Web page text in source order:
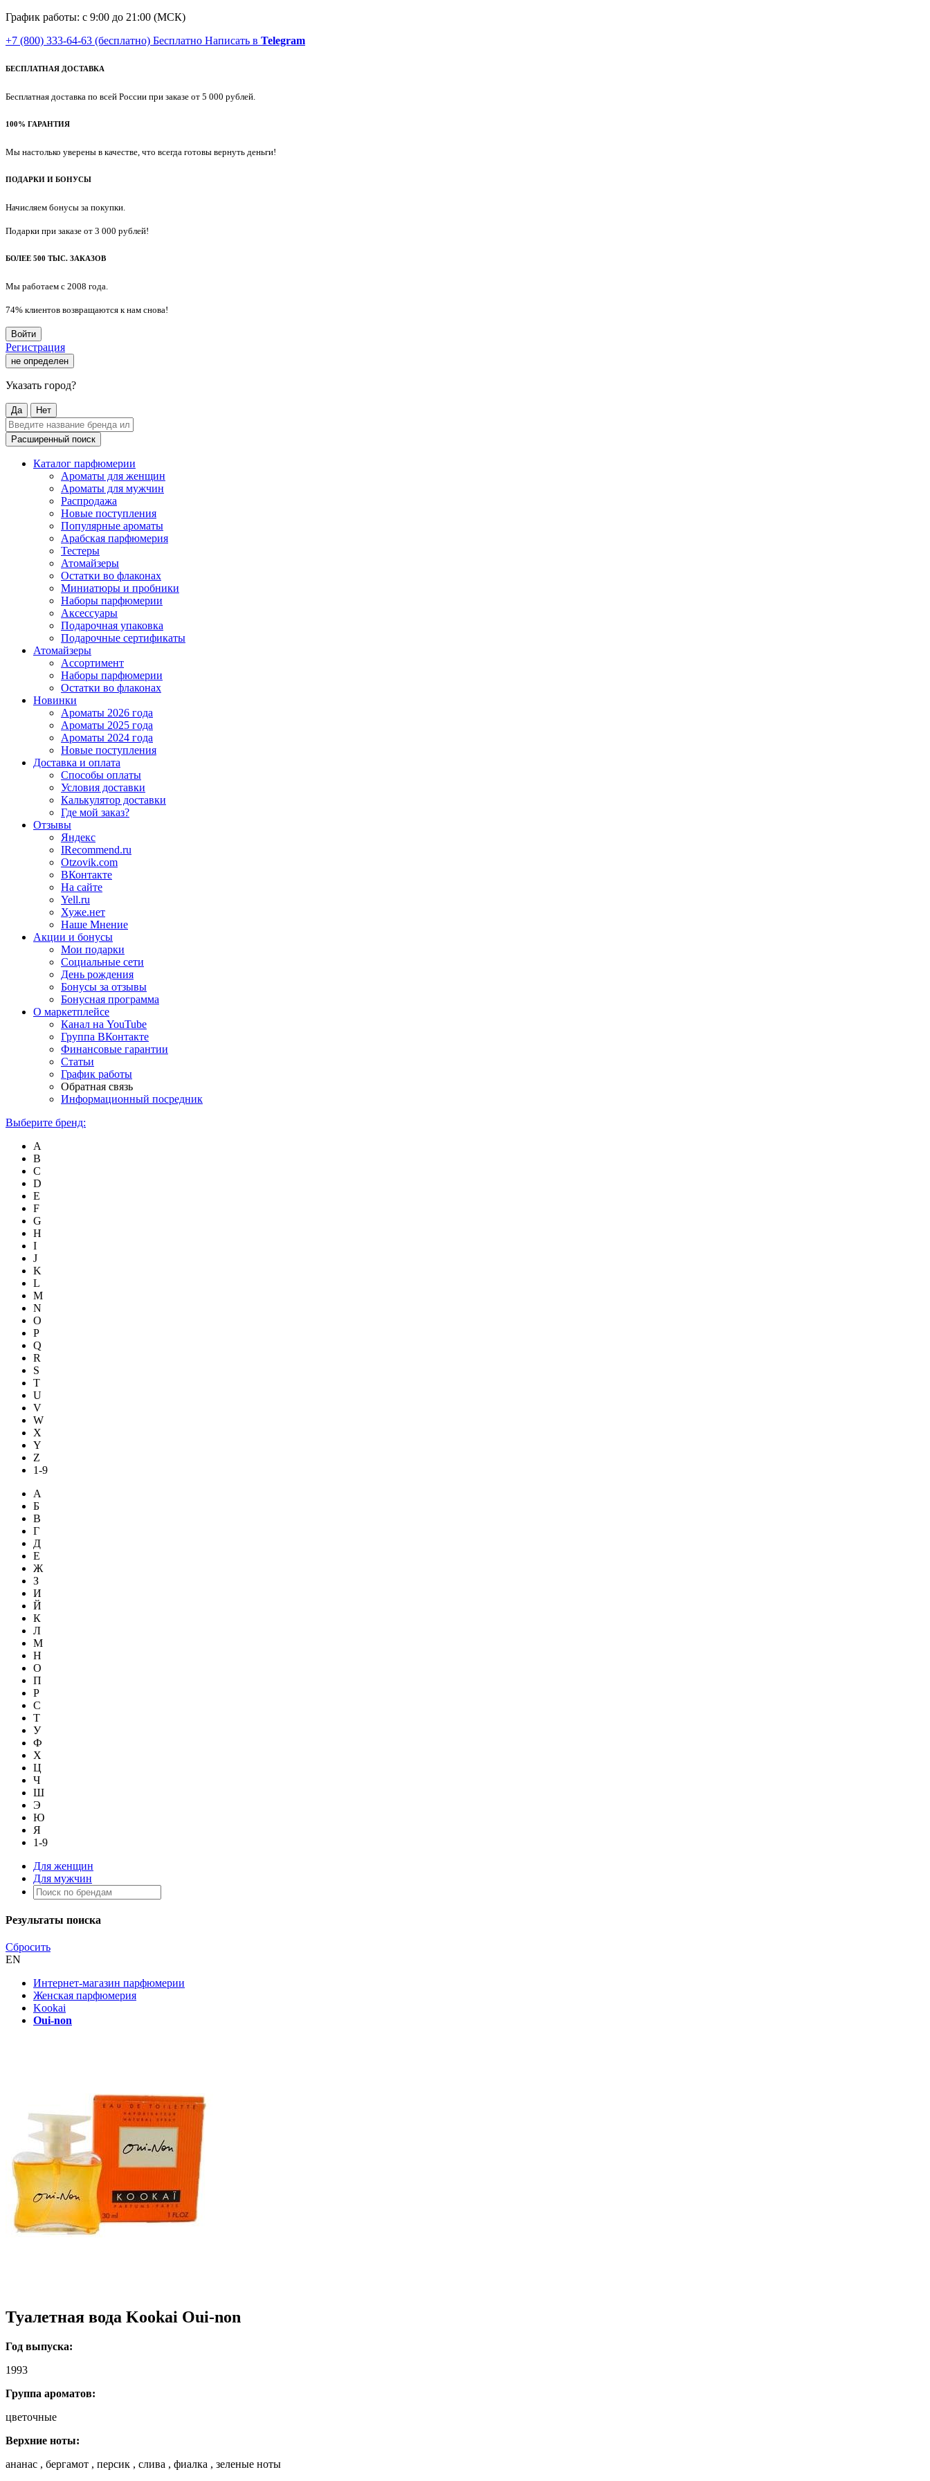
График работы: с 9:00 до 21:00 (МСК)
+7 (800) 333-64-63 (бесплатно) Бесплатно Написать в Telegram
БЕСПЛАТНАЯ ДОСТАВКА
Бесплатная доставка по всей России при заказе от 5 000 рублей.
100% ГАРАНТИЯ
Мы настолько уверены в качестве, что всегда готовы вернуть деньги!
ПОДАРКИ И БОНУСЫ
Начисляем бонусы за покупки.
Подарки при заказе от 3 000 рублей!
БОЛЕЕ 500 ТЫС. ЗАКАЗОВ
Мы работаем с 2008 года.
74% клиентов возвращаются к нам снова!
Войти
Регистрация
не определен
Указать город?
Да Нет
Расширенный поиск
Каталог парфюмерии
Ароматы для женщин
Ароматы для мужчин
Распродажа
Новые поступления
Популярные ароматы
Арабская парфюмерия
Тестеры
Атомайзеры
Остатки во флаконах
Миниатюры и пробники
Наборы парфюмерии
Аксессуары
Подарочная упаковка
Подарочные сертификаты
Атомайзеры
Ассортимент
Наборы парфюмерии
Остатки во флаконах
Новинки
Ароматы 2026 года
Ароматы 2025 года
Ароматы 2024 года
Новые поступления
Доставка и оплата
Способы оплаты
Условия доставки
Калькулятор доставки
Где мой заказ?
Отзывы
Яндекс
IRecommend.ru
Otzovik.com
ВКонтакте
На сайте
Yell.ru
Хуже.нет
Наше Мнение
Акции и бонусы
Мои подарки
Социальные сети
День рождения
Бонусы за отзывы
Бонусная программа
О маркетплейсе
Канал на YouTube
Группа ВКонтакте
Финансовые гарантии
Статьи
График работы
Обратная связь
Информационный посредник
Выберите бренд:
A
B
C
D
E
F
G
H
I
J
K
L
M
N
O
P
Q
R
S
T
U
V
W
X
Y
Z
1-9
А
Б
В
Г
Д
Е
Ж
З
И
Й
К
Л
М
Н
О
П
Р
С
Т
У
Ф
Х
Ц
Ч
Ш
Э
Ю
Я
1-9
Для женщин
Для мужчин
Результаты поиска
Сбросить
EN
Интернет-магазин парфюмерии
Женская парфюмерия
Kookai
Oui-non
Туалетная вода Kookai Oui-non
Год выпуска:
1993
Группа ароматов:
цветочные
Верхние ноты:
ананас , бергамот , персик , слива , фиалка , зеленые ноты